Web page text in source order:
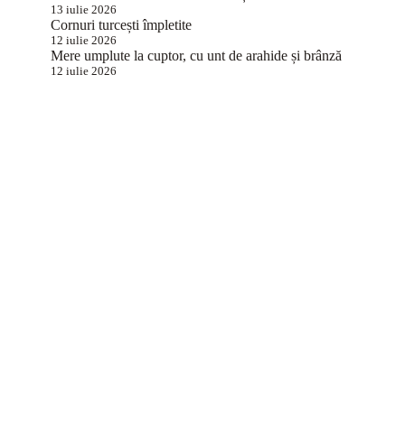
13 iulie 2026
Cornuri turcești împletite
12 iulie 2026
Mere umplute la cuptor, cu unt de arahide și brânză
12 iulie 2026